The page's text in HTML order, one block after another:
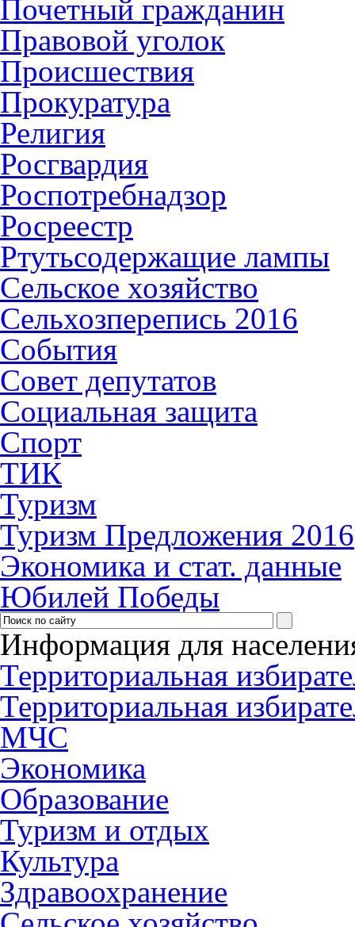
Почетный гражданин
Правовой уголок
Происшествия
Прокуратура
Религия
Росгвардия
Роспотребнадзор
Росреестр
Ртутьсодержащие лампы
Сельское хозяйство
Сельхозперепись 2016
События
Совет депутатов
Социальная защита
Спорт
ТИК
Туризм
Туризм Предложения 2016
Экономика и стат. данные
Юбилей Победы
Информация для
Территориальная
Территориальная
МЧС
Экономика
Образование
Туризм и отдых
Культура
Здравоохранение